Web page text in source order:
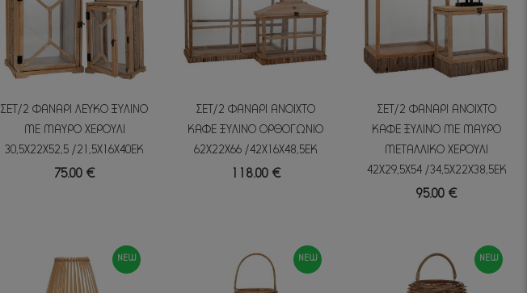
ΣΕΤ/2 ΦΑΝΑΡΙ ΛΕΥΚΟ ΞΥΛΙΝΟ
ΜΕ ΜΑΥΡΟ ΧΕΡΟΥΛΙ
30,5Χ22Χ52,5 /21,5Χ16Χ40ΕΚ
75.00 €
ΣΕΤ/2 ΦΑΝΑΡΙ ΑΝΟΙΧΤΟ
ΚΑΦΕ ΞΥΛΙΝΟ ΟΡΘΟΓΩΝΙΟ
62Χ22Χ66 /42Χ16Χ48,5ΕΚ
118.00 €
ΣΕΤ/2 ΦΑΝΑΡΙ ΑΝΟΙΧΤΟ
ΚΑΦΕ ΞΥΛΙΝΟ ΜΕ ΜΑΥΡΟ
ΜΕΤΑΛΛΙΚΟ ΧΕΡΟΥΛΙ
42Χ29,5Χ54 /34,5Χ22Χ38,5ΕΚ
95.00 €
NEW NEW NEW